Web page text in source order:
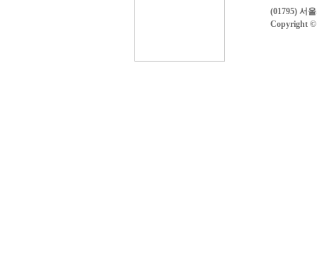
(01795) 서
Copyright ©